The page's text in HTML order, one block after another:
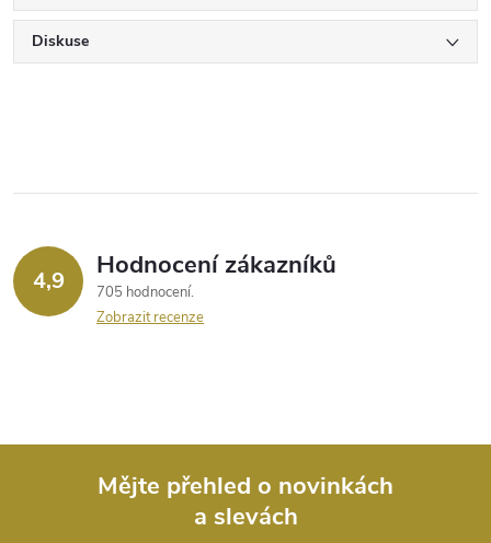
Diskuse
4,9 Hodnocení zákazníků
705 hodnocení
Zobrazit recenze
Mějte přehled o novinkách
a slevách